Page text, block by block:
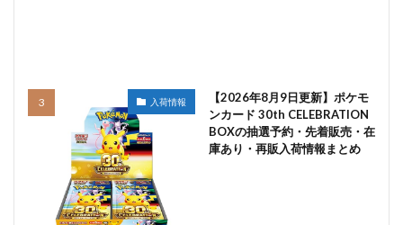
入荷情報
【2026年8月9日更新】ポケモ
ンカード 30th CELEBRATION
BOXの抽選予約・先着販売・在
庫あり・再販入荷情報まとめ